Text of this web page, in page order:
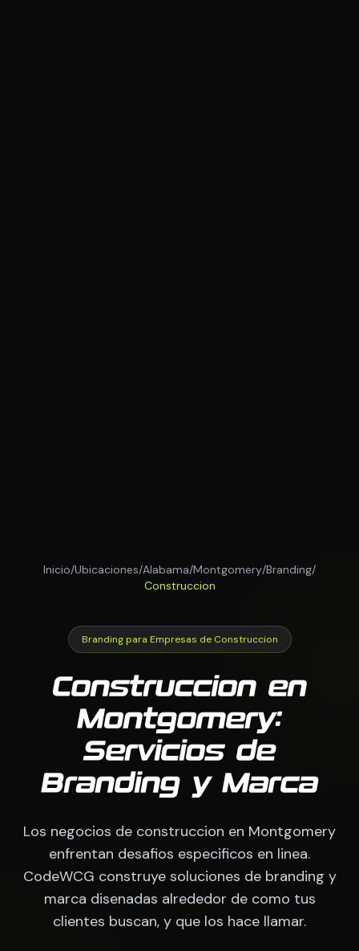
Inicio/Ubicaciones/Alabama/Montgomery/Branding/
Construccion
Branding para Empresas de Construccion
Construccion en
Montgomery:
Servicios de
Branding y Marca
Los negocios de construccion en Montgomery
enfrentan desafios especificos en linea.
CodeWCG construye soluciones de branding y
marca disenadas alrededor de como tus
clientes buscan, y que los hace llamar.